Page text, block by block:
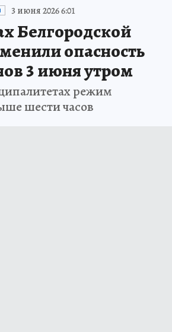
3 июня 2026 6:01
Белгородской
опасность
3 июня утром
режим
шести часов